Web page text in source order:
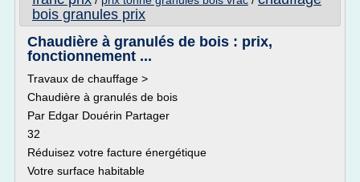
bois granules prix
Chaudière à granulés de bois : prix,
fonctionnement ...
Travaux de chauffage >
Chaudière à granulés de bois
Par Edgar Douérin Partager
32
Réduisez votre facture énergétique
Votre surface habitable